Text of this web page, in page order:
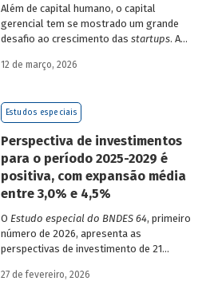
Além de capital humano, o capital
gerencial tem se mostrado um grande
desafio ao crescimento das startups. A
como programas de aceleração têm
desafio.
12 de março, 2026
Estudos especiais
Perspectiva de investimentos
para o período 2025-2029 é
positiva, com expansão média
entre 3,0% e 4,5%
O Estudo especial do BNDES 64, primeiro
número de 2026, apresenta as
perspectivas de investimento de 21
período de 2025 a 2029.
27 de fevereiro, 2026